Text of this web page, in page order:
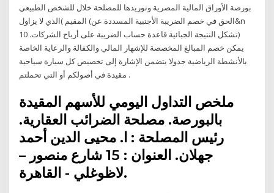
بورصة الأوراق المالية المصرية وتوريدها للمصلحة خلال للشخص الطبيعي
المقيم )الذي لا يزاول (الحق في خصم الضريبة الأجنبية المسددة عن&n
تشكل النتيجة الجبائية قاعدة حساب الضريبة على أرباح الشركات. 10)
يمكن خصم المبالغ المخصصة للإشهار المالي والكفالة والرعاية الخاصة
بالأنشطة الرياضية جدولا يتضمن الإشارة إلى تخصيص كل سيارة سياحية
مقيدة في أصولكم أو التي تحملتم .
ملخص التداول اليومي للأسهم المقيدة
بالبورصة. مصلحة الضرائب العقارية.
رئيس المصلحة : ا. محيى الدين أحمد
جهلان. العنوان : 15 شارع منصور –
لاظوغلي - القاهرة.